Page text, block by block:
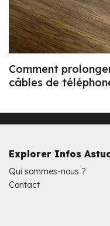
Comment
câbles de
Explorer Infos
Qui sommes-nous ?
Contact